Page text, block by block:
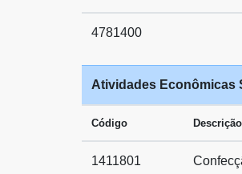
4781400
Atividades Econômicas
Código Descrição
1411801